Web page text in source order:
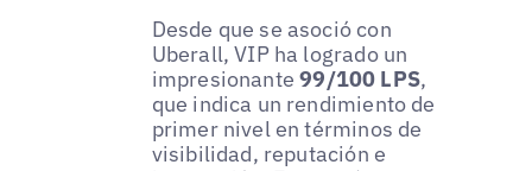
Desde que se asoció con
Uberall, VIP ha logrado un
impresionante99/100 LPS,
que indica un rendimiento de
primer nivel en términos de
visibilidad, reputación e